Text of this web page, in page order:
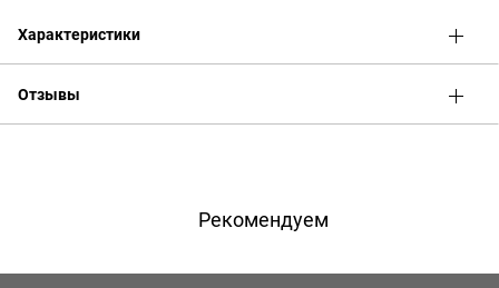
Характеристики
Отзывы
Рекомендуем